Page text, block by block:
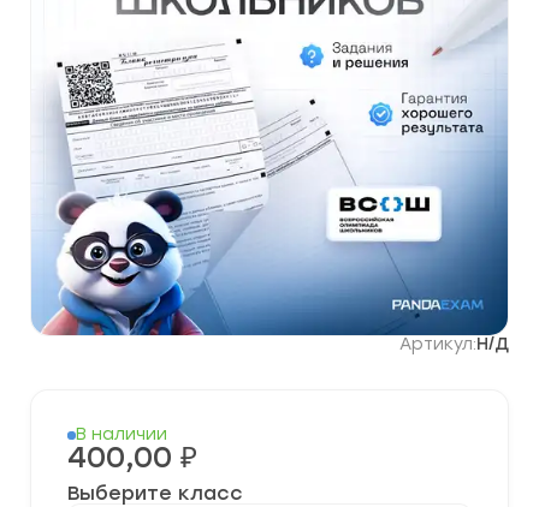
Артикул:Н/Д
В наличии
400,00 ₽
Выберите класс